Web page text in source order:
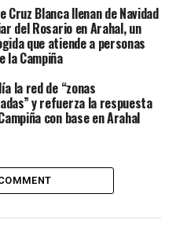
Cruz Blanca llenan de Navidad
del Rosario en Arahal, un
que atiende a personas
la Campiña
la red de “zonas
y refuerza la respuesta
con base en Arahal